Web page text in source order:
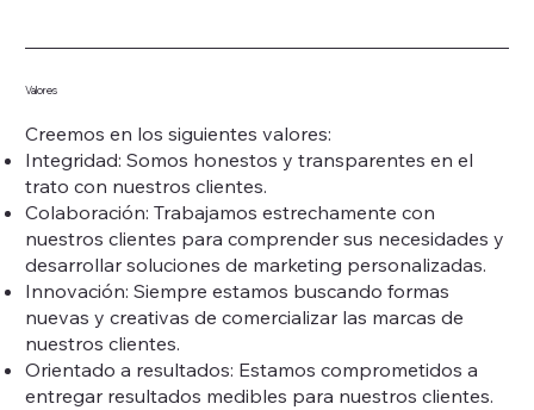
Valores
Creemos en los siguientes valores:
Integridad: Somos honestos y transparentes en el
trato con nuestros clientes.
Colaboración: Trabajamos estrechamente con
nuestros clientes para comprender sus necesidades y
desarrollar soluciones de marketing personalizadas.
Innovación: Siempre estamos buscando formas
nuevas y creativas de comercializar las marcas de
nuestros clientes.
Orientado a resultados: Estamos comprometidos a
entregar resultados medibles para nuestros clientes.